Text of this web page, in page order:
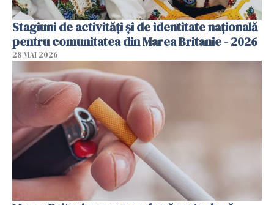
Stagiuni de activități și de identitate națională
pentru comunitatea din Marea Britanie - 2026
28 MAI 2026